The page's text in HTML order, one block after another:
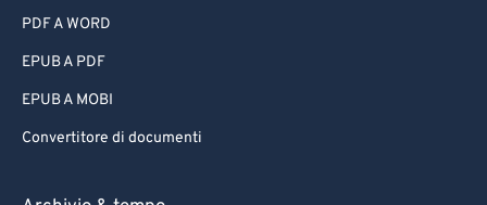
PDF A WORD
EPUB A PDF
EPUB A MOBI
Convertitore di documenti